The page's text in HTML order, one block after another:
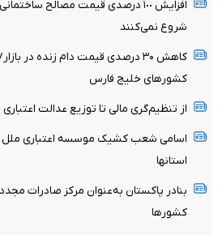
افزایش ١٠٠ درصدی قیمت مصالح
شروع نمی‌کنند
کاهش ۳۰ درصدی قیمت دام زنده در
کشور‌های خلیج فارس
از تنظیم‌گری مالی تا توزیع عدالت اعتباری
استانها
بنادر پاکستان به‌عنوان مرکز صادرات مجدد
کشورها